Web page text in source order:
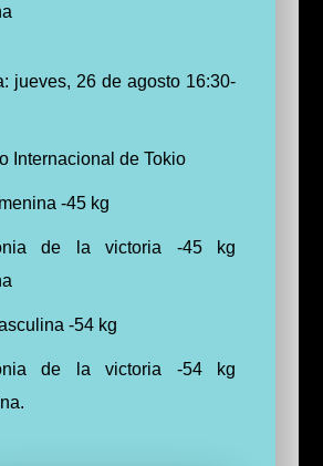
jueves, 26 de agosto 16:30-
Internacional de Tokio
-45 kg
de la victoria -45 kg
-54 kg
de la victoria -54 kg